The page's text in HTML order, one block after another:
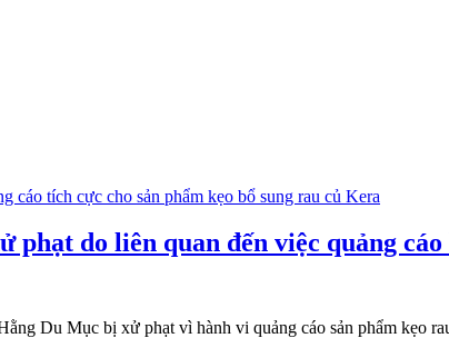
phạt do liên quan đến việc quảng
Du Mục bị xử phạt vì hành vi quảng cáo sản phẩm kẹo